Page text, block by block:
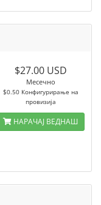
$27.00 USD
Месечно
$0.50 Конфигурирање на
провизија
НАРАЧАЈ ВЕДНАШ